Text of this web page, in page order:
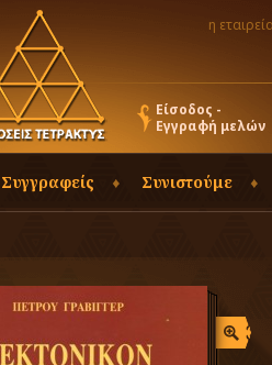
η
Είσοδος -
Εγγραφή μελών
Συγγραφείς Συνιστούμε